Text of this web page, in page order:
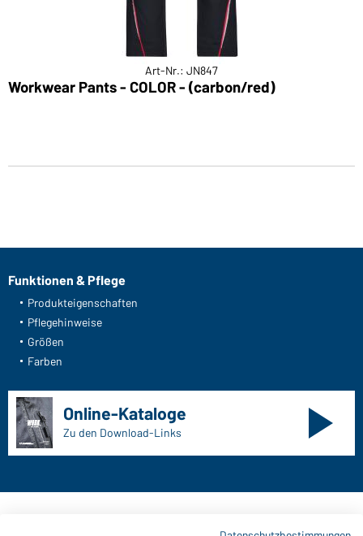
Art-Nr.: JN847
Workwear Pants - COLOR - (carbon/red)
Funktionen & Pflege
Produkteigenschaften
Pflegehinweise
Größen
Farben
Online-Kataloge
Zu den Download-Links